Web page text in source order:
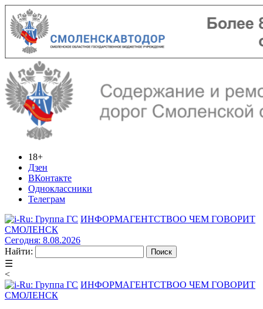
18+
Дзен
ВКонтакте
Одноклассники
Телеграм
ИНФОРМАГЕНТСТВОО ЧЕМ ГОВОРИТ
СМОЛЕНСК
Сегодня: 8.08.2026
Найти:
☰
<
ИНФОРМАГЕНТСТВОО ЧЕМ ГОВОРИТ
СМОЛЕНСК